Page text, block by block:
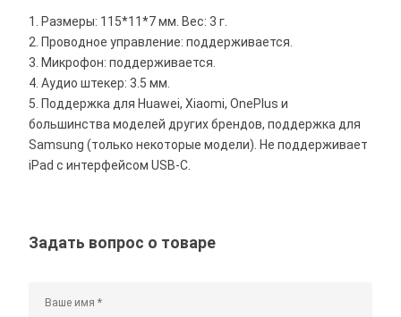
1. Размеры: 115*11*7 мм. Вес: 3 г.
2. Проводное управление: поддерживается.
3. Микрофон: поддерживается.
4. Аудио штекер: 3.5 мм.
5. Поддержка для Huawei, Xiaomi, OnePlus и
большинства моделей других брендов, поддержка для
Samsung (только некоторые модели). Не поддерживает
iPad с интерфейсом USB-C.
Задать вопрос о товаре